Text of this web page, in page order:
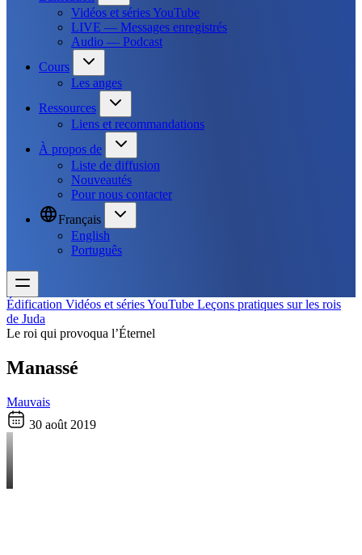
Vidéos et séries YouTube
LIVE — Messages enregistrés
Audio — Podcast
Cours
Les anges
Ressources
Liens et recommandations
À propos de
Liste de diffusion
Nouveautés
Pour nous contacter
Français
English
Português
Édification Vidéos et séries YouTube Leçons pratiques sur les rois
de Juda
Le roi qui provoqua l’Éternel
Manassé
Mauvais
30 août 2019